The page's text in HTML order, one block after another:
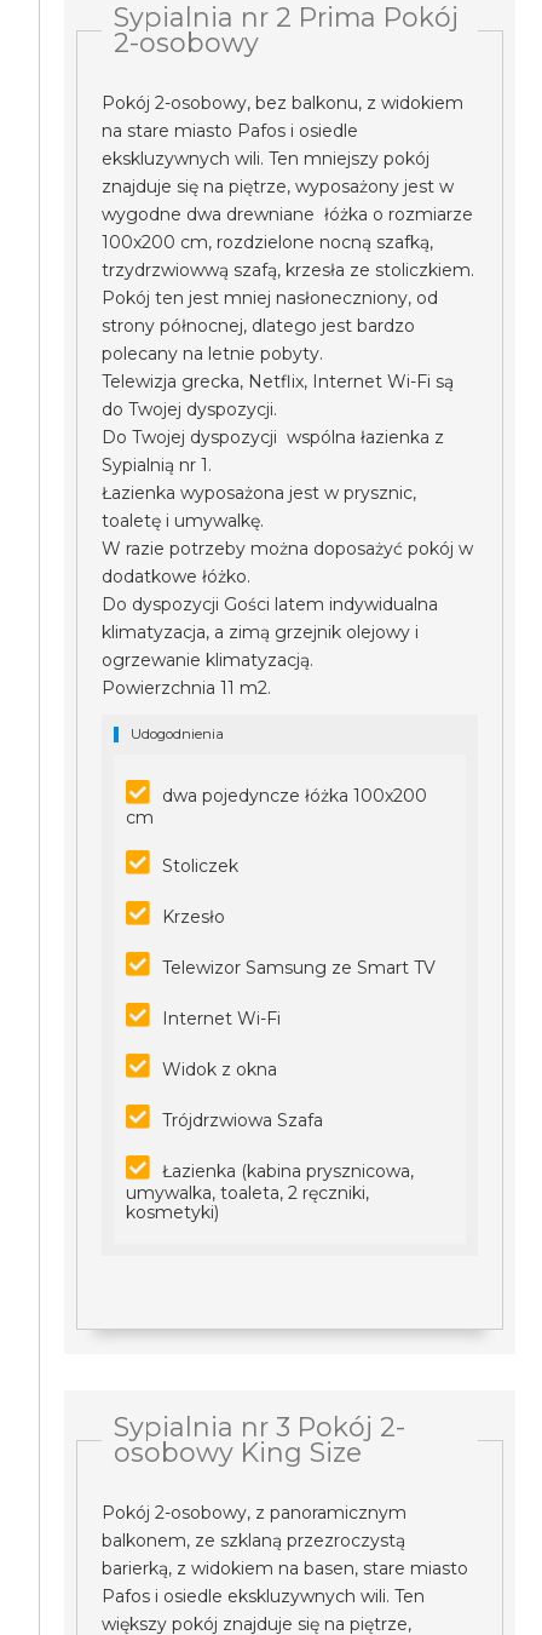
Sypialnia nr 2 Prima Pokój
2-osobowy
Pokój 2-osobowy, bez balkonu, z widokiem
na stare miasto Pafos i osiedle
ekskluzywnych wili. Ten mniejszy pokój
znajduje się na piętrze, wyposażony jest w
wygodne dwa drewniane łóżka o rozmiarze
100x200 cm, rozdzielone nocną szafką,
trzydrzwiowwą szafą, krzesła ze stoliczkiem.
Pokój ten jest mniej nasłoneczniony, od
strony północnej, dlatego jest bardzo
polecany na letnie pobyty.
Telewizja grecka, Netflix, Internet Wi-Fi są
do Twojej dyspozycji.
Do Twojej dyspozycji wspólna łazienka z
Sypialnią nr 1.
Łazienka wyposażona jest w prysznic,
toaletę i umywalkę.
W razie potrzeby można doposażyć pokój w
dodatkowe łóżko.
Do dyspozycji Gości latem indywidualna
klimatyzacja, a zimą grzejnik olejowy i
ogrzewanie klimatyzacją.
Powierzchnia 11 m2.
Udogodnienia
dwa pojedyncze łóżka 100x200
cm
Stoliczek
Krzesło
Telewizor Samsung ze Smart TV
Internet Wi-Fi
Widok z okna
Trójdrzwiowa Szafa
Łazienka (kabina prysznicowa,
umywalka, toaleta, 2 ręczniki,
kosmetyki)
Sypialnia nr 3 Pokój 2-
osobowy King Size
Pokój 2-osobowy, z panoramicznym
balkonem, ze szklaną przezroczystą
barierką, z widokiem na basen, stare miasto
Pafos i osiedle ekskluzywnych wili. Ten
większy pokój znajduje się na piętrze,